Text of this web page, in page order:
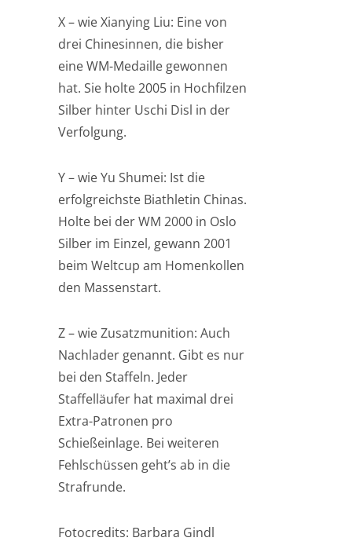
X – wie Xianying Liu: Eine von
drei Chinesinnen, die bisher
eine WM-Medaille gewonnen
hat. Sie holte 2005 in Hochfilzen
Silber hinter Uschi Disl in der
Verfolgung.
Y – wie Yu Shumei: Ist die
erfolgreichste Biathletin Chinas.
Holte bei der WM 2000 in Oslo
Silber im Einzel, gewann 2001
beim Weltcup am Homenkollen
den Massenstart.
Z – wie Zusatzmunition: Auch
Nachlader genannt. Gibt es nur
bei den Staffeln. Jeder
Staffelläufer hat maximal drei
Extra-Patronen pro
Schießeinlage. Bei weiteren
Fehlschüssen geht’s ab in die
Strafrunde.
Fotocredits: Barbara Gindl